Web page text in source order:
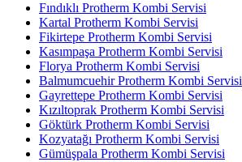
Fındıklı Protherm Kombi Servisi
Kartal Protherm Kombi Servisi
Fikirtepe Protherm Kombi Servisi
Kasımpaşa Protherm Kombi Servisi
Florya Protherm Kombi Servisi
Balmumcuehir Protherm Kombi Servisi
Gayrettepe Protherm Kombi Servisi
Kızıltoprak Protherm Kombi Servisi
Göktürk Protherm Kombi Servisi
Kozyatağı Protherm Kombi Servisi
Gümüşpala Protherm Kombi Servisi